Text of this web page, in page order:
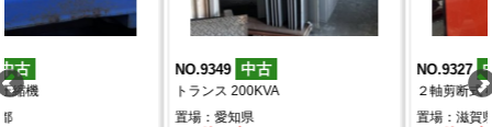
NO.9349
トランス 200KVA
NO.9327
２軸剪断式 破砕機